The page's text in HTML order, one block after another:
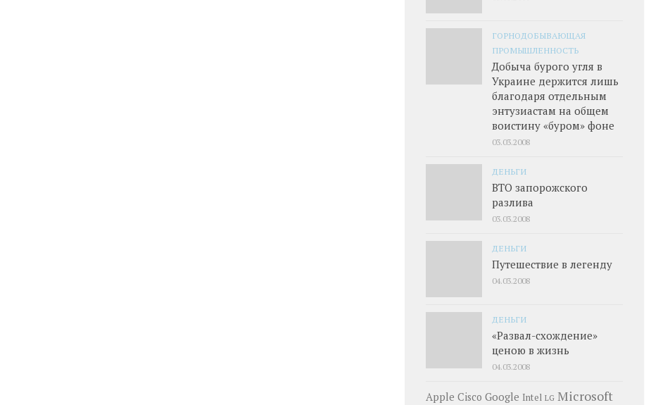
ГОРНОДОБЫВАЮЩАЯ
ПРОМЫШЛЕННОСТЬ
Добыча бурого угля в
Украине держится лишь
благодаря отдельным
энтузиастам на общем
воистину «буром» фоне
03.03.2008
ДЕНЬГИ
ВТО запорожского
разлива
03.03.2008
ДЕНЬГИ
Путешествие в легенду
04.03.2008
ДЕНЬГИ
«Развал-схождение»
ценою в жизнь
04.03.2008
Apple Cisco Google Intel LG Microsoft